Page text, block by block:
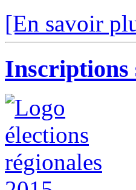
[En savoir
Inscriptions